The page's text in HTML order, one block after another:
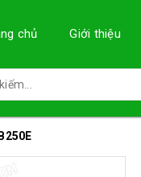
chủ Giới thiệu